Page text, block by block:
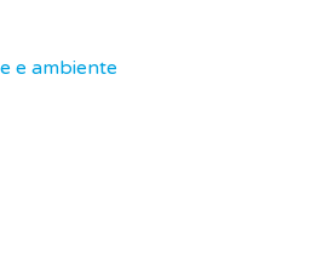
e ambiente